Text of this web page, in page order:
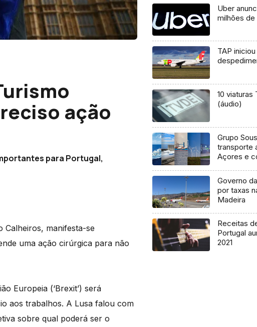
ação
para Portugal,
Calheiros, manifesta-se
uma ação cirúrgica para não
Europeia (‘Brexit’) será
aos trabalhos. A Lusa falou com
sobre qual poderá ser o
Uber
milhões de
TAP
10 viaturas
(áudio)
Grupo
transporte
Açores e
Governo
por taxas
Madeira
Receitas
Portugal
2021